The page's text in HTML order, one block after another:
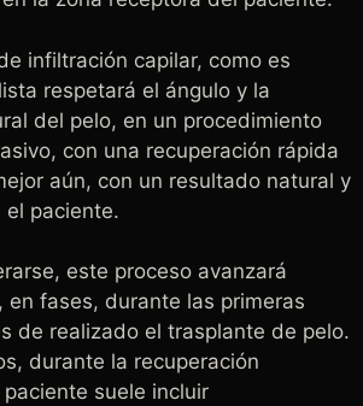
infiltración capilar, como es
respetará el ángulo y la
del pelo, en un procedimiento
con una recuperación rápida
aún, con un resultado natural y
el paciente.
este proceso avanzará
en fases, durante las primeras
de realizado el trasplante de pelo.
durante la recuperación
suele incluir